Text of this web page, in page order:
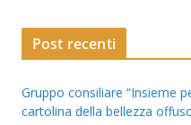
Post recenti
Gruppo consiliare “Insieme
cartolina della bellezza